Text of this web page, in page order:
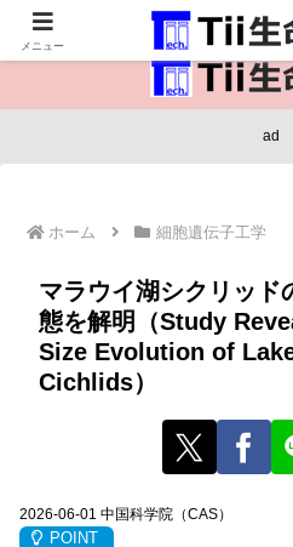
医療保健・生命・生物
ad
ホーム 細胞遺伝子工学
マラウイ湖シクリッド
態を解明（Study
Size Evolution of
Cichlids）
2026-06-01 中国科学院（CAS）
メニュー